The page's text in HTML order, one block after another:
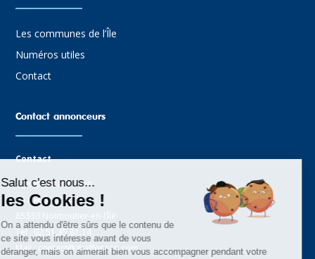
Les communes de l’Île
Numéros utiles
Contact
Contact annonceurs
Contact
Agence Graffocean
16 rue Boucaud
85330 Noimoutier-en-l’Île
Tel : 02.51.35.81.14
Mail : contact@graffocean.com
Salut c'est nous...
les Cookies !
On a attendu d'être sûrs que le contenu de
ce site vous intéresse avant de vous
déranger, mais on aimerait bien vous accompagner pendant votre